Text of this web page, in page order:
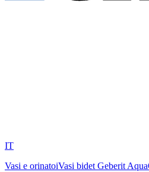
IT
Vasi e orinatoiVasi bidet Geberit